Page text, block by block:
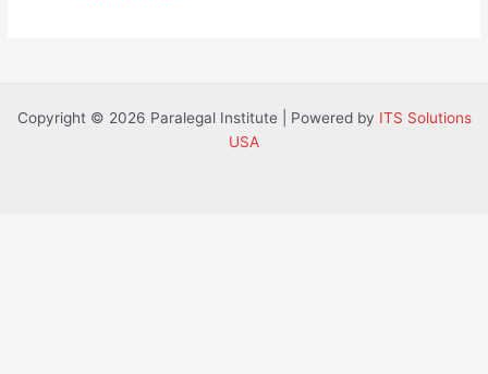
Copyright © 2026 Paralegal Institute | Powered by ITS Solutions
USA